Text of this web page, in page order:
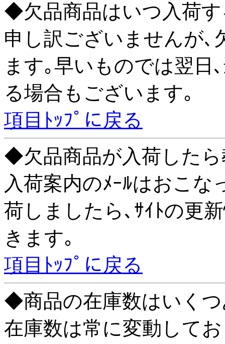
◆欠品商品はいつ入荷す
申し訳ございませんが､
ます｡早いものでは翌日
る場合もございます｡
項目ﾄｯﾌﾟに戻る
◆欠品商品が入荷した
入荷案内のﾒｰﾙはおこ
荷しましたら､ｻｲﾄの更
きます｡
項目ﾄｯﾌﾟに戻る
◆商品の在庫数はいく
在庫数は常に変動して